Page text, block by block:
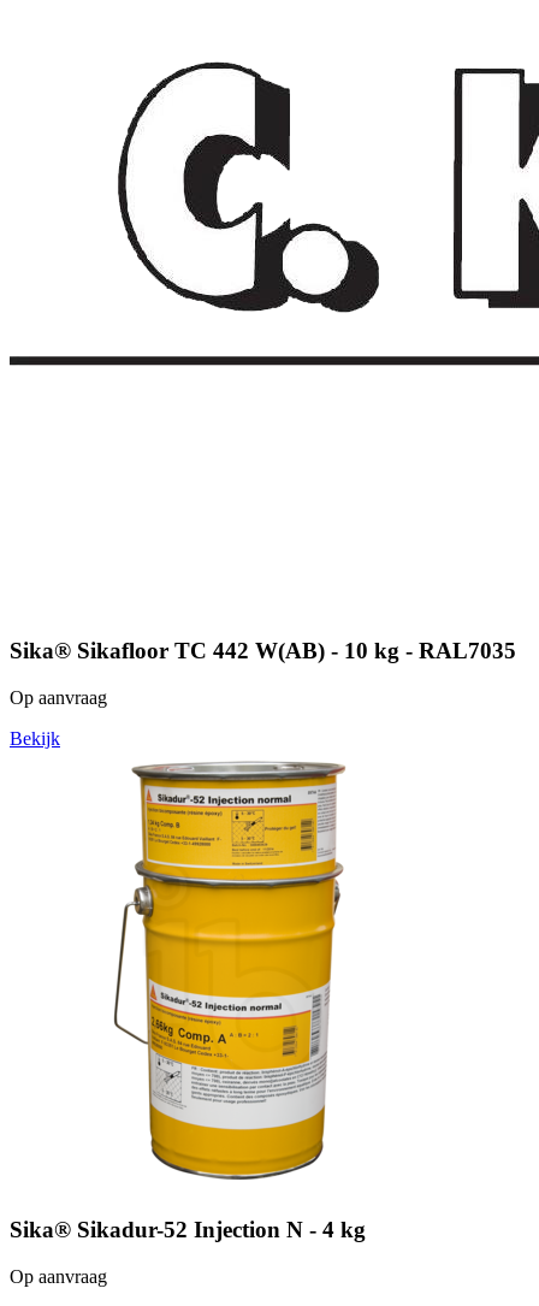
Sika® Sikafloor TC 442 W(AB) - 10 kg - RAL7035
Op aanvraag
Bekijk
Sika® Sikadur-52 Injection N - 4 kg
Op aanvraag